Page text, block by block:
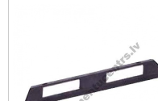
nivelieri
rotācijas nivelieri
metināšanai